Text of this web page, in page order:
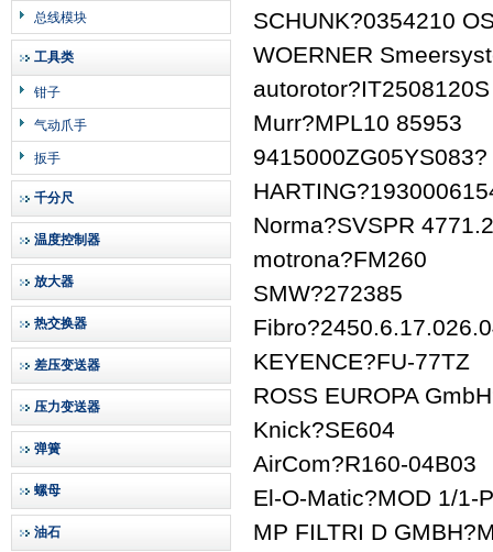
总线模块
工具类
钳子
气动爪手
扳手
千分尺
温度控制器
放大器
热交换器
差压变送器
压力变送器
弹簧
螺母
油石
SCHUNK?0354210
WOERNER
Murr?MPL10 85953
9415000ZG05YS083?
Norma?SVSPR
motrona?FM260
SMW?272385
KEYENCE?FU-77TZ
ROSS EUROPA
Knick?SE604
AirCom?R160-04B03
El-O-Matic?MOD 1/1-
MP FILTRI D